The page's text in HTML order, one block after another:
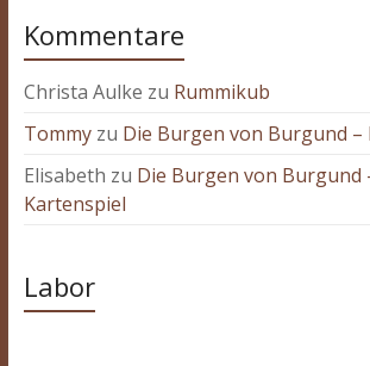
Kommentare
Christa Aulke zu Rummikub
Tommyzu Die Burgen von Burgund –
Elisabeth zu Die Burgen von Burgund
Kartenspiel
Labor